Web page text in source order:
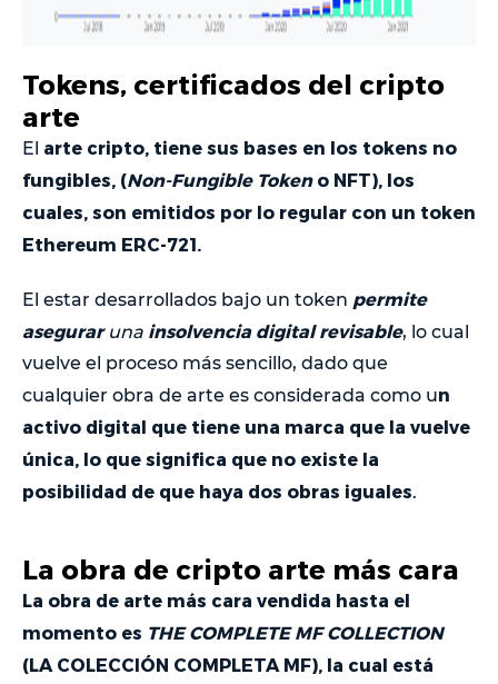
Tokens, certificados del cripto
arte
El arte cripto, tiene sus bases en los tokens no
fungibles, (Non-Fungible Token o NFT), los
cuales, son emitidos por lo regular con un token
Ethereum ERC-721.
El estar desarrollados bajo un token permite
aseguraruna insolvencia digital revisable, lo cual
vuelve el proceso más sencillo, dado que
cualquier obra de arte es considerada como un
activo digital que tiene una marca que la vuelve
única, lo que significa que no existe la
posibilidad de que haya dos obras iguales.
La obra de cripto arte más cara
La obra de arte más cara vendida hasta el
momento es THE COMPLETE MF COLLECTION
(LA COLECCIÓN COMPLETA MF), la cual está